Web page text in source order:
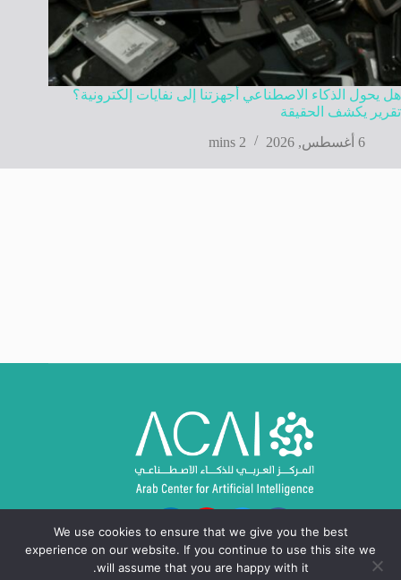
هل يحول الذكاء الاصطناعي أجهزتنا إلى نفايات إلكترونية؟
تقرير يكشف الحقيقة
6 أغسطس, 2026
2 mins
We use cookies to ensure that we give you the best
experience on our website. If you continue to use this site we
will assume that you are happy with it.